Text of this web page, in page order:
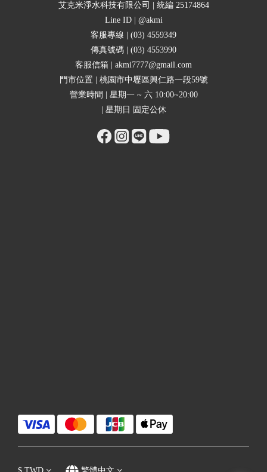
艾克米淨水科技有限公司 | 統編 25174864
Line ID | @akmi
客服專線 | (03) 4559349
傳真號碼 | (03) 4553990
客服信箱 | akmi7777@gmail.com
門市位置 | 桃園市中壢區興仁路一段59號
營業時間 | 星期一 ~ 六 10:00~20:00
| 星期日 固定公休